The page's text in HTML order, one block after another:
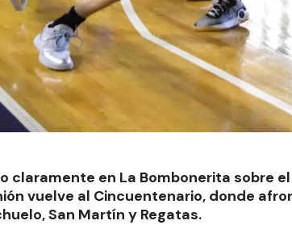
claramente en La Bombonerita sobre
vuelve al Cincuentenario, donde
San Martín y Regatas.